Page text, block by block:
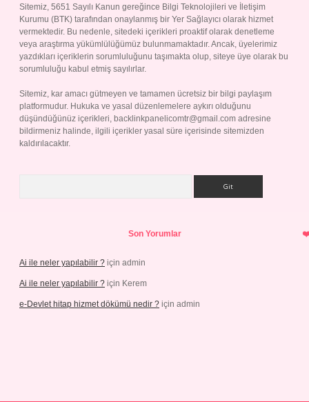
Sitemiz, 5651 Sayılı Kanun gereğince Bilgi Teknolojileri ve İletişim
Kurumu (BTK) tarafından onaylanmış bir Yer Sağlayıcı olarak hizmet
vermektedir. Bu nedenle, sitedeki içerikleri proaktif olarak denetleme
veya araştırma yükümlülüğümüz bulunmamaktadır. Ancak, üyelerimiz
yazdıkları içeriklerin sorumluluğunu taşımakta olup, siteye üye olarak bu
sorumluluğu kabul etmiş sayılırlar.
Sitemiz, kar amacı gütmeyen ve tamamen ücretsiz bir bilgi paylaşım
platformudur. Hukuka ve yasal düzenlemelere aykırı olduğunu
düşündüğünüz içerikleri, backlinkpanelicomtr@gmail.com adresine
bildirmeniz halinde, ilgili içerikler yasal süre içerisinde sitemizden
kaldırılacaktır.
Son Yorumlar
Ai ile neler yapılabilir ? için admin
Ai ile neler yapılabilir ? için Kerem
e-Devlet hitap hizmet dökümü nedir ? için admin